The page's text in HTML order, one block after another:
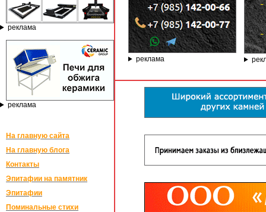
реклама
реклама
На главную сайта
На главную блога
Контакты
Эпитафии на памятник
Эпитафии
Поминальные стихи
реклама